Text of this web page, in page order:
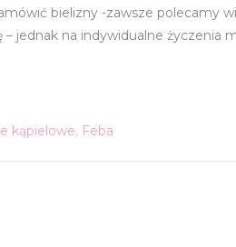
bielizny -zawsze polecamy
– jednak na indywidualne życzenia
kąpielowe, Feba